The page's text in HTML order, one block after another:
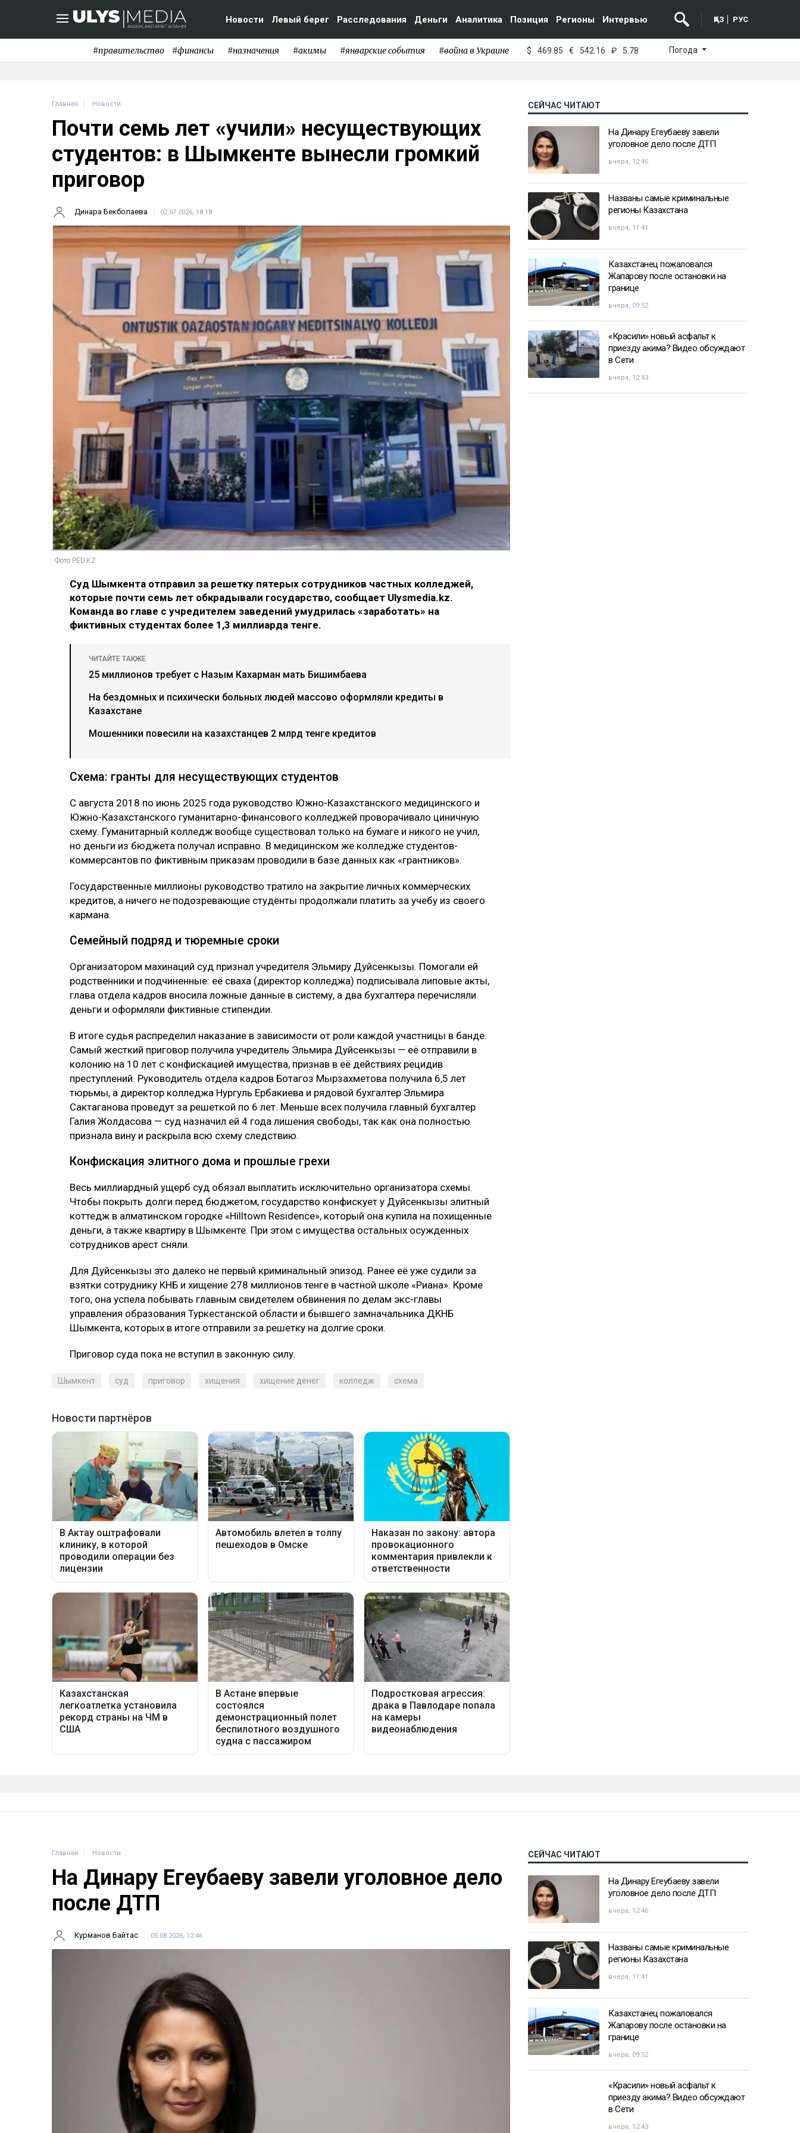
Новости Левый берег Расследования Деньги Аналитика Позиция Регионы Интервью ҚАЗ РУС
#правительство #финансы #назначения #акимы #январские события #война в Украине $ 469.85 € 542.16 ₽ 5.78 Погода
Главная Новости
Почти семь лет «учили» несуществующих
студентов: в Шымкенте вынесли громкий
приговор
Динара Бекболаева 02.07.2026, 18:18
Фото PED.KZ
Суд Шымкента отправил за решетку пятерых сотрудников частных колледжей,
которые почти семь лет обкрадывали государство, сообщает Ulysmedia.kz.
Команда во главе с учредителем заведений умудрилась «заработать» на
фиктивных студентах более 1,3 миллиарда тенге.
ЧИТАЙТЕ ТАКЖЕ
25 миллионов требует с Назым Кахарман мать Бишимбаева
На бездомных и психически больных людей массово оформляли кредиты в
Казахстане
Мошенники повесили на казахстанцев 2 млрд тенге кредитов
Схема: гранты для несуществующих студентов
С августа 2018 по июнь 2025 года руководство Южно-Казахстанского медицинского и
Южно-Казахстанского гуманитарно-финансового колледжей проворачивало циничную
схему. Гуманитарный колледж вообще существовал только на бумаге и никого не учил,
но деньги из бюджета получал исправно. В медицинском же колледже студентов-
коммерсантов по фиктивным приказам проводили в базе данных как «грантников».
Государственные миллионы руководство тратило на закрытие личных коммерческих
кредитов, а ничего не подозревающие студенты продолжали платить за учебу из своего
кармана.
Семейный подряд и тюремные сроки
Организатором махинаций суд признал учредителя Эльмиру Дуйсенкызы. Помогали ей
родственники и подчиненные: её сваха (директор колледжа) подписывала липовые акты,
глава отдела кадров вносила ложные данные в систему, а два бухгалтера перечисляли
деньги и оформляли фиктивные стипендии.
В итоге судья распределил наказание в зависимости от роли каждой участницы в банде.
Самый жесткий приговор получила учредитель Эльмира Дуйсенкызы — её отправили в
колонию на 10 лет с конфискацией имущества, признав в её действиях рецидив
преступлений. Руководитель отдела кадров Ботагоз Мырзахметова получила 6,5 лет
тюрьмы, а директор колледжа Нургуль Ербакиева и рядовой бухгалтер Эльмира
Сактаганова проведут за решеткой по 6 лет. Меньше всех получила главный бухгалтер
Галия Жолдасова — суд назначил ей 4 года лишения свободы, так как она полностью
признала вину и раскрыла всю схему следствию.
Конфискация элитного дома и прошлые грехи
Весь миллиардный ущерб суд обязал выплатить исключительно организатора схемы.
Чтобы покрыть долги перед бюджетом, государство конфискует у Дуйсенкызы элитный
коттедж в алматинском городке «Hilltown Residence», который она купила на похищенные
деньги, а также квартиру в Шымкенте. При этом с имущества остальных осужденных
сотрудников арест сняли.
Для Дуйсенкызы это далеко не первый криминальный эпизод. Ранее её уже судили за
взятки сотруднику КНБ и хищение 278 миллионов тенге в частной школе «Риана». Кроме
того, она успела побывать главным свидетелем обвинения по делам экс-главы
управления образования Туркестанской области и бывшего замначальника ДКНБ
Шымкента, которых в итоге отправили за решетку на долгие сроки.
Приговор суда пока не вступил в законную силу.
Шымкент суд приговор хищения хищение денег колледж схема
СЕЙЧАС ЧИТАЮТ
На Динару Егеубаеву завели
уголовное дело после ДТП
вчера, 12:46
Названы самые криминальные
регионы Казахстана
вчера, 11:41
Казахстанец пожаловался
Жапарову после остановки на
границе
вчера, 09:52
«Красили» новый асфальт к
приезду акима? Видео обсуждают
в Сети
вчера, 12:43
Главная Новости
На Динару Егеубаеву завели уголовное дело
после ДТП
Курманов Байтас 05.08.2026, 12:46
СЕЙЧАС ЧИТАЮТ
На Динару Егеубаеву завели
уголовное дело после ДТП
вчера, 12:46
Названы самые криминальные
регионы Казахстана
вчера, 11:41
Казахстанец пожаловался
Жапарову после остановки на
границе
вчера, 09:52
«Красили» новый асфальт к
приезду акима? Видео обсуждают
в Сети
вчера, 12:43